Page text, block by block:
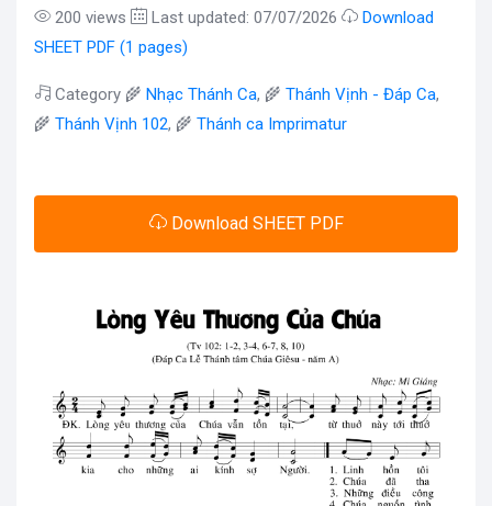
200 views Last updated: 07/07/2026
Download
SHEET PDF (1 pages)
Category 🌾 Nhạc Thánh Ca, 🌾 Thánh Vịnh - Đáp Ca,
🌾 Thánh Vịnh 102, 🌾 Thánh ca Imprimatur
Download SHEET PDF